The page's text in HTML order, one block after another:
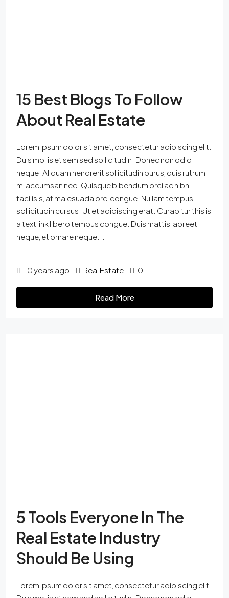
15 Best Blogs To Follow
About Real Estate
Lorem ipsum dolor sit amet, consectetur adipiscing elit.
Duis mollis et sem sed sollicitudin. Donec non odio
neque. Aliquam hendrerit sollicitudin purus, quis rutrum
mi accumsan nec. Quisque bibendum orci ac nibh
facilisis, at malesuada orci congue. Nullam tempus
sollicitudin cursus. Ut et adipiscing erat. Curabitur this is
a text link libero tempus congue. Duis mattis laoreet
neque, et ornare neque...
10 years ago Real Estate 0
Read More
5 Tools Everyone In The
Real Estate Industry
Should Be Using
Lorem ipsum dolor sit amet, consectetur adipiscing elit.